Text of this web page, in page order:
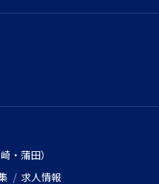
・蒲田）
求人情報